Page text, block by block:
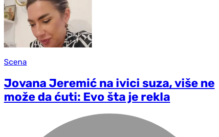
Scena
Jovana Jeremić na ivici suza, više ne
može da ćuti: Evo šta je rekla